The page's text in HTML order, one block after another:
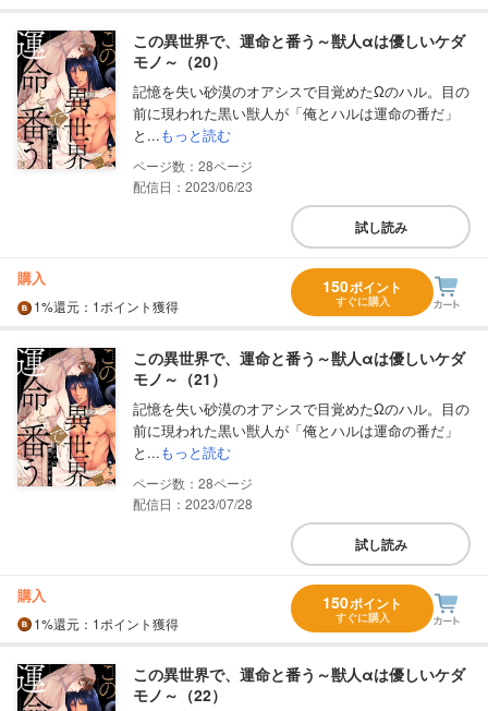
この異世界で、運命と番う～獣人αは優しいケダ
モノ～（20）
記憶を失い砂漠のオアシスで目覚めたΩのハル。目の
前に現われた黒い獣人が「俺とハルは運命の番だ」
と...もっと読む
28
配信日：2023/06/23
試し読み
購入
1%還元 ：1ポイント獲得
150ポイント
すぐに購入
この異世界で、運命と番う～獣人αは優しいケダ
モノ～（21）
記憶を失い砂漠のオアシスで目覚めたΩのハル。目の
前に現われた黒い獣人が「俺とハルは運命の番だ」
と...もっと読む
28
配信日：2023/07/28
試し読み
購入
1%還元 ：1ポイント獲得
150ポイント
すぐに購入
この異世界で、運命と番う～獣人αは優しいケダ
モノ～（22）